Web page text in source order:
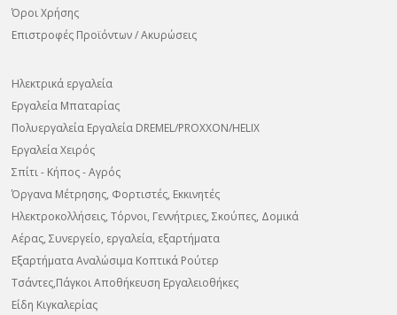
Όροι Χρήσης
Επιστροφές Προϊόντων / Ακυρώσεις
Ηλεκτρικά εργαλεία
Εργαλεία Μπαταρίας
Πολυεργαλεία Εργαλεία DREMEL/PROXXON/HELIX
Εργαλεία Χειρός
Σπίτι - Κήπος - Αγρός
Όργανα Μέτρησης, Φορτιστές, Εκκινητές
Ηλεκτροκολλήσεις, Τόρνοι, Γεννήτριες, Σκούπες, Δομικά
Αέρας, Συνεργείο, εργαλεία, εξαρτήματα
Εξαρτήματα Αναλώσιμα Κοπτικά Ρούτερ
Τσάντες,Πάγκοι Αποθήκευση Εργαλειοθήκες
Είδη Κιγκαλερίας